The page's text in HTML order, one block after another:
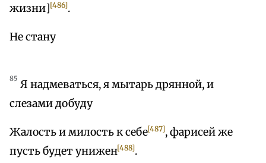
жизни][486].
Не стану
85 Я надмеваться, я мытарь дрянной, и
слезами добуду
Жалость и милость к себе[487], фарисей же
пусть будет унижен[488].